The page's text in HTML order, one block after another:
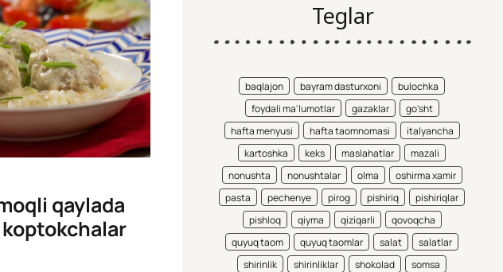
qaylada
Teglar
baqlajon bayram dasturxoni
bulochka
foydali ma'lumotlar
gazaklar
go'sht
hafta menyusi
hafta taomnomasi
italyancha
kartoshka
keks maslahatlar
mazali
nonushta
nonushtalar olma
oshirma xamir
pasta
pechenye pirog pishiriq
pishiriqlar
pishloq
qiyma qiziqarli
qovoqcha
quyuq taom
quyuq taomlar salat
salatlar
shirinlik
shirinliklar shokolad
somsa